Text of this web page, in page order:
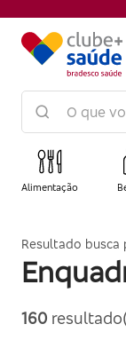
Alimentação
Resultado busca
160